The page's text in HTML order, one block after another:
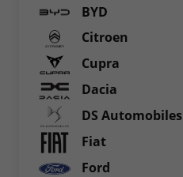
BYD
Citroen
Cupra
Dacia
DS Automobiles
Fiat
Ford